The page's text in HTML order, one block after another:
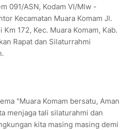
091/ASN, Kodam VI/Mlw -
Kecamatan Muara Komam Jl.
172, Kec. Muara Komam, Kab.
Rapat dan Silaturrahmi
"Muara Komam bersatu, Aman
menjaga tali silaturahmi dan
kita masing masing demi